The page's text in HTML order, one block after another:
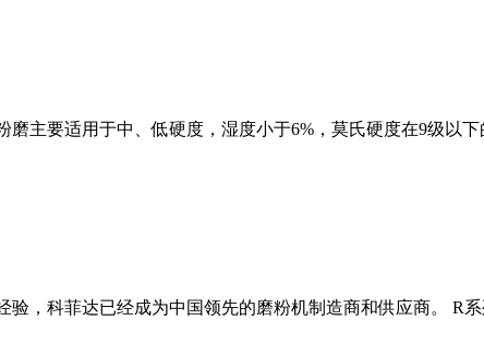
主要适用于中、低硬度，湿度小于6%，莫氏硬度在9级以
，科菲达已经成为中国领先的磨粉机制造商和供应商。 R